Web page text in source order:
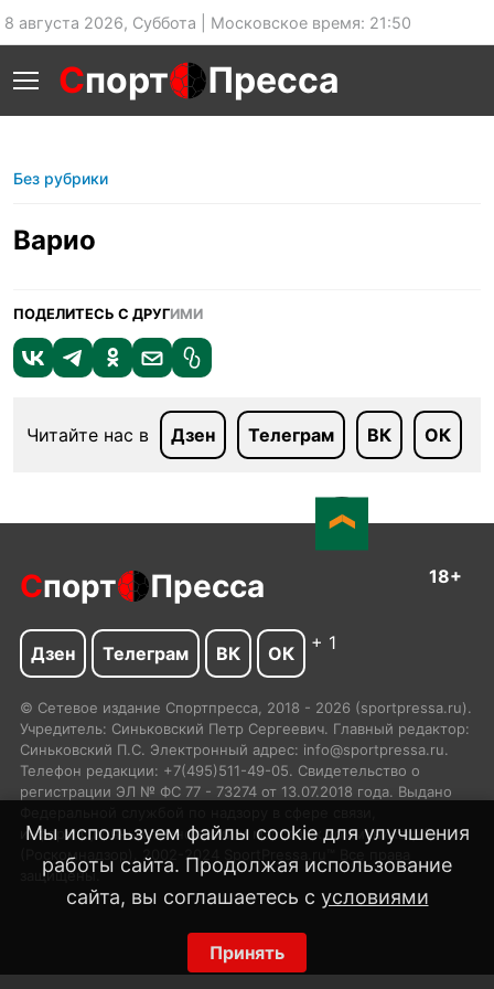
8 августа 2026, Суббота | Московское время: 21:50
Спорт Пресса
Без рубрики
Варио
ПОДЕЛИТЕСЬ С ДРУГИМИ
Читайте нас в Дзен Телеграм ВК ОК
Мы используем файлы cookie для улучшения
работы сайта. Продолжая использование
сайта, вы соглашаетесь с условиями
Принять
Спорт Пресса 18+
Дзен Телеграм ВК ОК + 1
© Сетевое издание Спортпресса, 2018 - 2026 (sportpressa.ru).
Учредитель: Синьковский Петр Сергеевич. Главный редактор:
Синьковский П.С. Электронный адрес: info@sportpressa.ru.
Телефон редакции: +7(495)511-49-05. Свидетельство о
регистрации ЭЛ № ФС 77 - 73274 от 13.07.2018 года. Выдано
информационных технологий и массовых коммуникаций
(Роскомнадзор). 2002-2024 SportPressa.ru™ Все права
защищены.